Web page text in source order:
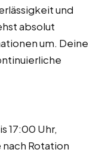
und
absolut
um. Deine
17:00 Uhr,
Rotation